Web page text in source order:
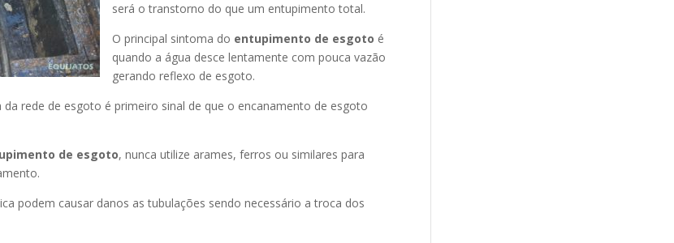
será o transtorno do que um entupimento total.
O principal sintoma do entupimento de esgoto é
quando a água desce lentamente com pouca vazão
gerando reflexo de esgoto.
da rede de esgoto é primeiro sinal de que o encanamento de esgoto
de esgoto, nunca utilize arames, ferros ou similares para
podem causar danos as tubulações sendo necessário a troca dos